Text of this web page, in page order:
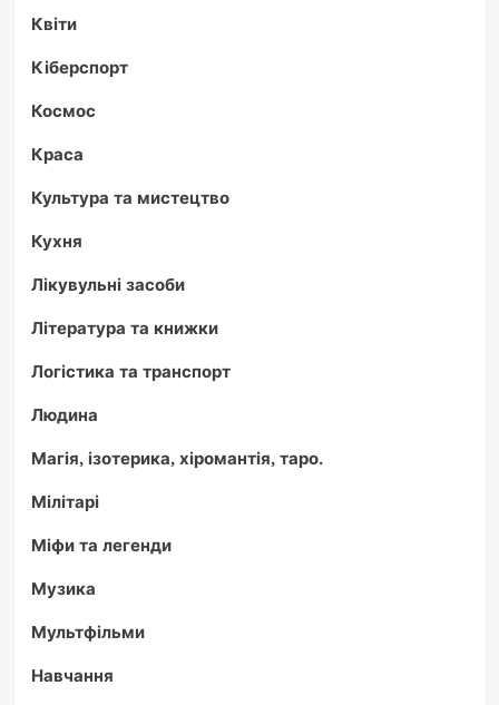
Квіти
Кіберспорт
Космос
Краса
Культура та мистецтво
Кухня
Лікувульні засоби
Література та книжки
Логістика та транспорт
Людина
Магія, ізотерика, хіромантія, таро.
Мілітарі
Міфи та легенди
Музика
Мультфільми
Навчання